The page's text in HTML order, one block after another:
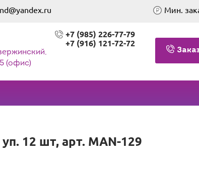
Мин.
(офис)
+7 (985) 226-77-79
+7 (916) 121-72-72
12 шт, арт. MAN-129